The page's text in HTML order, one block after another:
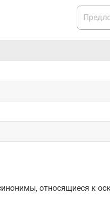
относящиеся к